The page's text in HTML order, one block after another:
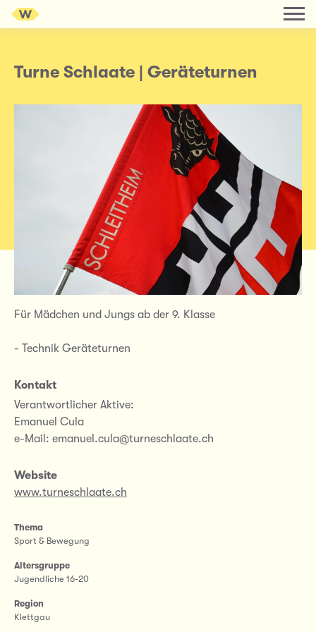
Turne Schlaate | Geräteturnen
Für Mädchen und Jungs ab der 9. Klasse
- Technik Geräteturnen
Kontakt
Verantwortlicher Aktive:
Emanuel Cula
e-Mail: emanuel.cula@turneschlaate.ch
Website
www.turneschlaate.ch
Thema
Sport & Bewegung
Altersgruppe
Jugendliche 16-20
Region
Klettgau